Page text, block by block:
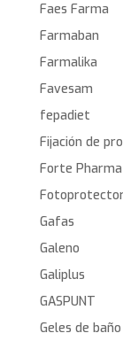
Faes Farma
Farmaban
Farmalika
Favesam
fepadiet
Fijación de
Forte Pharma
Gafas
Galeno
Galiplus
GASPUNT
Geles de baño